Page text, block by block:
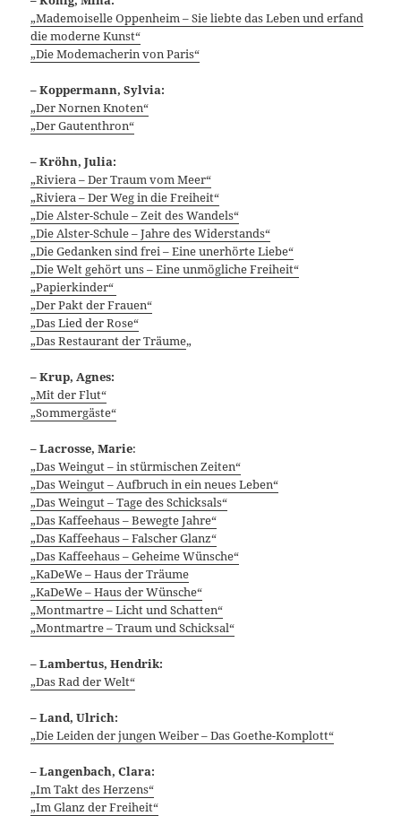
„Mademoiselle Oppenheim – Sie liebte das Leben und erfand
die moderne Kunst“
„Die Modemacherin von Paris“
– Koppermann, Sylvia:
„Der Nornen Knoten“
„Der Gautenthron“
– Kröhn, Julia:
„Riviera – Der Traum vom Meer“
„Riviera – Der Weg in die Freiheit“
„Die Alster-Schule – Zeit des Wandels“
„Die Alster-Schule – Jahre des Widerstands“
„Die Gedanken sind frei – Eine unerhörte Liebe“
„Die Welt gehört uns – Eine unmögliche Freiheit“
„Papierkinder“
„Der Pakt der Frauen“
„Das Lied der Rose“
„Das Restaurant der Träume„
– Krup, Agnes:
„Mit der Flut“
„Sommergäste“
–Lacrosse, Marie:
„Das Weingut – in stürmischen Zeiten“
„Das Weingut – Aufbruch in ein neues Leben“
„Das Weingut – Tage des Schicksals“
„Das Kaffeehaus – Bewegte Jahre“
„Das Kaffeehaus – Falscher Glanz“
„Das Kaffeehaus – Geheime Wünsche“
„KaDeWe – Haus der Träume
„KaDeWe – Haus der Wünsche“
„Montmartre – Licht und Schatten“
„Montmartre – Traum und Schicksal“
– Lambertus, Hendrik:
„Das Rad der Welt“
– Land, Ulrich:
„Die Leiden der jungen Weiber – Das Goethe-Komplott“
– Langenbach, Clara:
„Im Takt des Herzens“
„Im Glanz der Freiheit“